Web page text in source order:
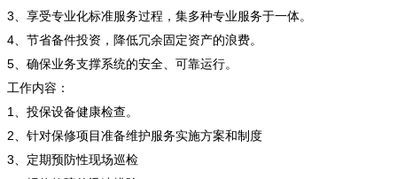
3 、享受专业化标准服务过程，集多种专业服务于一体。
4 、节省备件投资，降低冗余固定资产的浪费。
5 、确保业务支撑系统的安全、可靠运行。
工作内容：
1 、投保设备健康检查。
2 、针对保修项目准备维护服务实施方案和制度
3 、定期预防性现场巡检